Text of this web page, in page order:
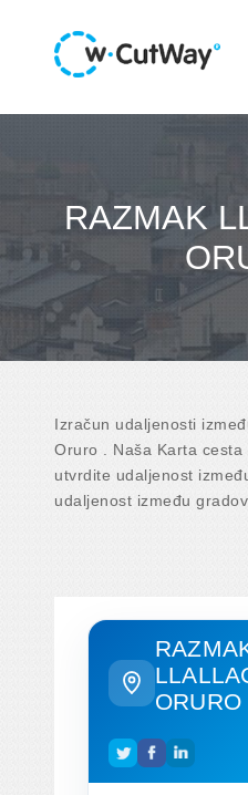
RAZMAK
Izračun udaljenosti
Oruro . Naša Karta
utvrdite udaljenost
udaljenost između
ORURO